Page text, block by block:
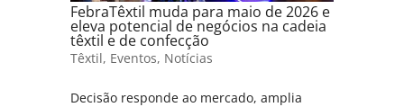
FebraTêxtil muda para maio de 2026 e
eleva potencial de negócios na cadeia
têxtil e de confecção
Têxtil, Eventos, Notícias
Decisão responde ao mercado, amplia